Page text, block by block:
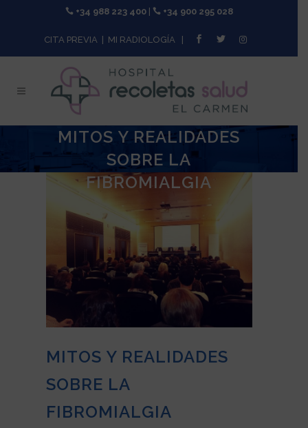
+34 988 223 400| +34 900 295 028
CITA PREVIA MI RADIOLOGÍA
MITOS Y REALIDADES
SOBRE LA
FIBROMIALGIA
MITOS Y REALIDADES
SOBRE LA
FIBROMIALGIA